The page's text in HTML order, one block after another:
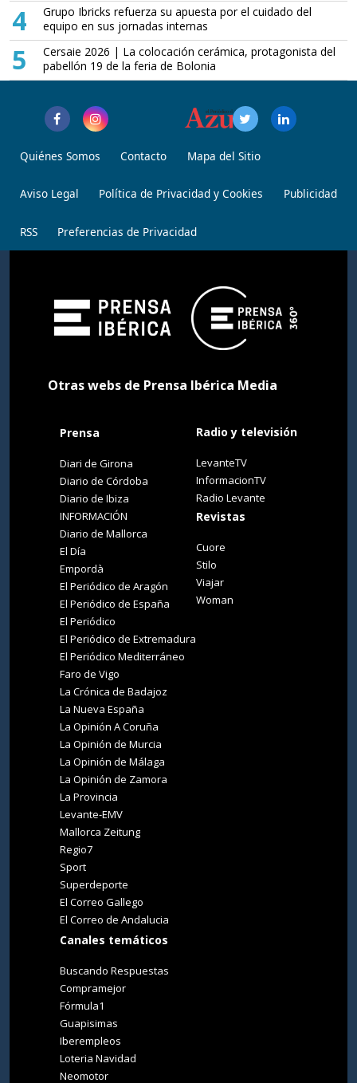
4
Grupo Ibricks refuerza su apuesta por el cuidado del
equipo en sus jornadas internas
5
Cersaie 2026 | La colocación cerámica, protagonista del
pabellón 19 de la feria de Bolonia
Quiénes Somos Contacto Mapa del Sitio
Aviso Legal Política de Privacidad y Cookies Publicidad
RSS Preferencias de Privacidad
Otras webs de Prensa Ibérica Media
Prensa
Diari de Girona
Diario de Córdoba
Diario de Ibiza
INFORMACIÓN
Diario de Mallorca
El Día
Empordà
El Periódico de Aragón
El Periódico de España
El Periódico
El Periódico de Extremadura
El Periódico Mediterráneo
Faro de Vigo
La Crónica de Badajoz
La Nueva España
La Opinión A Coruña
La Opinión de Murcia
La Opinión de Málaga
La Opinión de Zamora
La Provincia
Levante-EMV
Mallorca Zeitung
Regio7
Sport
Superdeporte
El Correo Gallego
El Correo de Andalucia
Canales temáticos
Buscando Respuestas
Compramejor
Fórmula1
Guapisimas
Iberempleos
Loteria Navidad
Neomotor
Radio y televisión
LevanteTV
InformacionTV
Radio Levante
Revistas
Cuore
Stilo
Viajar
Woman